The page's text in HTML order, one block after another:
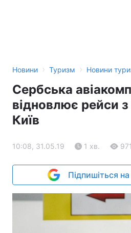
Новини › Туризм › Новини
Сербська
відновлює рейси
Київ
10:08, 31.05.19 1 хв. 971
Підпишіться